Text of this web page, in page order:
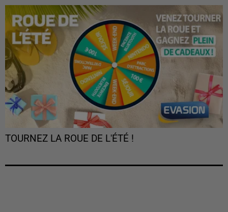
TOURNEZ LA ROUE DE L'ÉTÉ !